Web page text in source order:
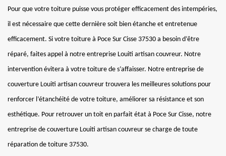
Pour que votre toiture puisse vous protéger efficacement des intempéries,
il est nécessaire que cette dernière soit bien étanche et entretenue
efficacement. Si votre toiture à Poce Sur Cisse 37530 a besoin d’être
réparé, faites appel à notre entreprise Louiti artisan couvreur. Notre
intervention évitera à votre toiture de s’affaisser. Notre entreprise de
couverture Louiti artisan couvreur trouvera les meilleures solutions pour
renforcer l’étanchéité de votre toiture, améliorer sa résistance et son
esthétique. Pour retrouver un toit en parfait état à Poce Sur Cisse, notre
entreprise de couverture Louiti artisan couvreur se charge de toute
réparation de toiture 37530.